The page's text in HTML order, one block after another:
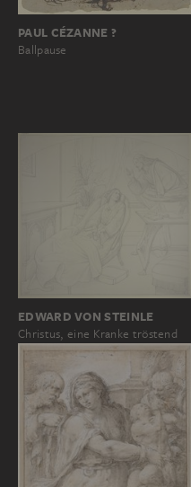
PAUL CÉZANNE ?
Ballpause
EDWARD VON STEINLE
Christus, eine Kranke tröstend